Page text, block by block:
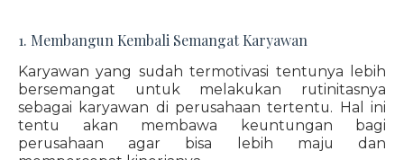
1. Membangun Kembali Semangat Karyawan
Karyawan yang sudah termotivasi tentunya lebih
bersemangat untuk melakukan rutinitasnya
sebagai karyawan di perusahaan tertentu. Hal ini
tentu akan membawa keuntungan bagi
perusahaan agar bisa lebih maju dan